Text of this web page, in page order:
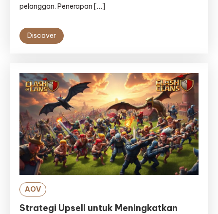
pelanggan. Penerapan […]
Discover
AOV
Strategi Upsell untuk Meningkatkan